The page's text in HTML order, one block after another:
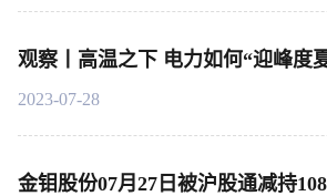
观察丨高温之下 电力如何“迎峰度夏
2023-07-28
金钼股份07月27日被沪股通减持